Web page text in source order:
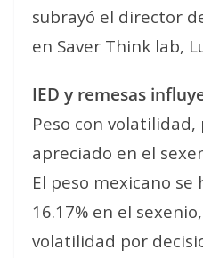
subrayó el director
en Saver Think lab,
IED y remesas
Peso con volatilidad,
apreciado en el
El peso mexicano
16.17% en el
volatilidad por